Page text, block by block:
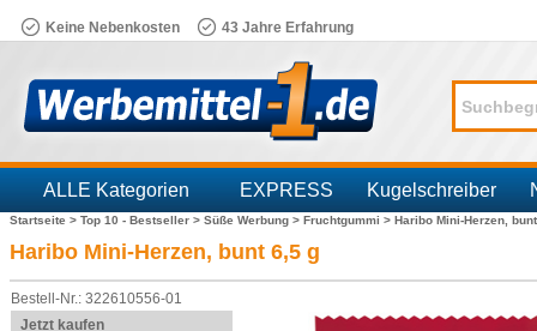
Keine Nebenkosten 43 Jahre Erfahrung
ALLE Kategorien EXPRESS Kugelschreiber
Branchen
Startseite > Top 10 - Bestseller > Süße Werbung > Fruchtgummi > Haribo Mini-Herzen,
Haribo Mini-Herzen, bunt 6,5 g
Bestell-Nr.: 322610556-01
Jetzt kaufen